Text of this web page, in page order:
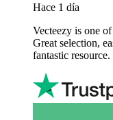
Hace 1 día
Vecteezy is one
Great selection,
fantastic resource.